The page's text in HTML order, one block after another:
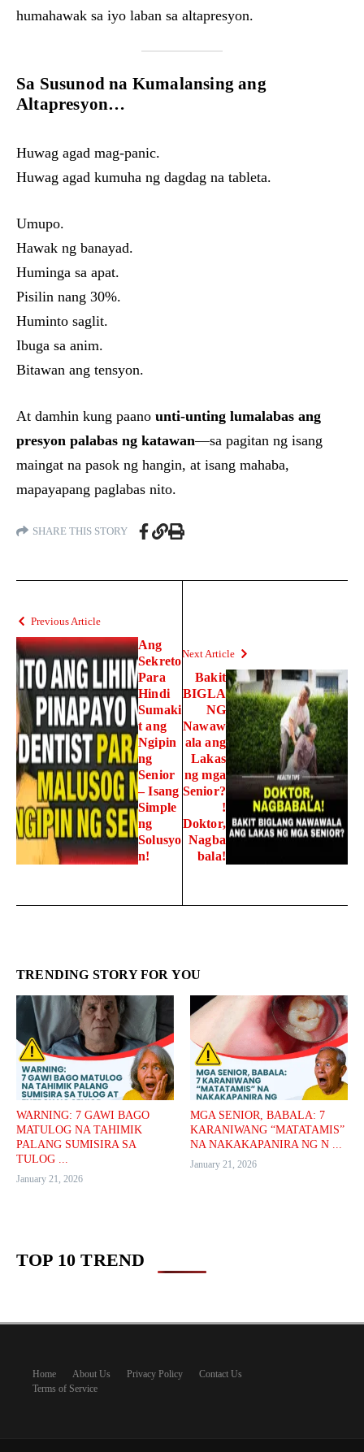
humahawak sa iyo laban sa altapresyon.
Sa Susunod na Kumalansing ang
Altapresyon…
Huwag agad mag-panic.
Huwag agad kumuha ng dagdag na tableta.
Umupo.
Hawak ng banayad.
Huminga sa apat.
Pisilin nang 30%.
Huminto saglit.
Ibuga sa anim.
Bitawan ang tensyon.
At damhin kung paano unti-unting lumalabas ang
presyon palabas ng katawan—sa pagitan ng isang
maingat na pasok ng hangin, at isang mahaba,
mapayapang paglabas nito.
SHARE THIS STORY
Previous Article
Ang
Sekreto
Para
Hindi
Sumaki
t ang
Ngipin
ng
Senior
– Isang
Simple
ng
Solusyo
n!
Next Article
Bakit
BIGLA
NG
Nawaw
ala ang
Lakas
ng mga
Senior?
!
Doktor,
Nagba
bala!
TRENDING STORY FOR YOU
WARNING: 7 GAWI BAGO
MATULOG NA TAHIMIK
PALANG SUMISIRA SA
TULOG ...
January 21, 2026
MGA SENIOR, BABALA: 7
KARANIWANG “MATATAMIS”
NA NAKAKAPANIRA NG N ...
January 21, 2026
TOP 10 TREND
Home About Us Privacy Policy
Contact Us
Terms of Service